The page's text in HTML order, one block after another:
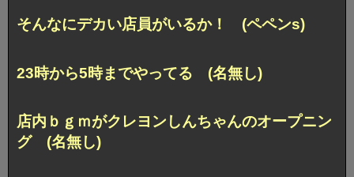
そんなにデカい店員がいるか！ (ペペンs)
23時から5時までやってる (名無し)
店内ｂｇｍがクレヨンしんちゃんのオープニン
グ (名無し)